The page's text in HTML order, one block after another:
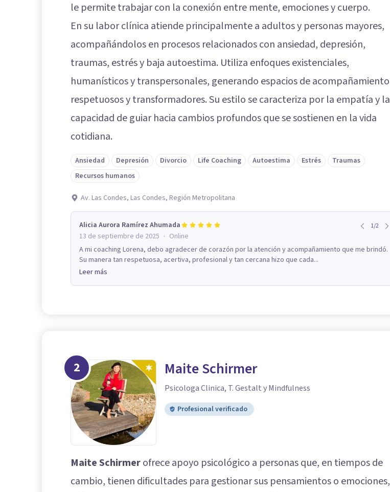
le permite trabajar con la conexión entre mente, emociones y cuerpo.
En su labor clínica atiende principalmente a adultos y personas mayores,
acompañándolos en procesos relacionados con ansiedad, depresión,
traumas, estrés y baja autoestima. Utiliza enfoques existenciales,
humanísticos y transpersonales, generando espacios de acompañamiento
respetuosos y transformadores. Su estilo se caracteriza por la empatía y la
capacidad de guiar hacia cambios profundos que se sostienen en la vida
cotidiana.
Ansiedad Depresión Divorcio Life Coaching Autoestima Estrés
Traumas
Recursos humanos
Av. Las Condes, Las Condes, Región Metropolitana
Alicia Aurora Ramírez Ahumada 1/2
13 de septiembre de 2025 · Online
A mi coaching Lorena, debo agradecer de corazón por la atención y acompañamiento que me brindó.
Su manera tan respetuosa, acertiva, profesional y tan cercana hizo que cada...
Leer más
2 Maite Schirmer
Psicologa Clinica, T. Gestalt y Mindfulness
Profesional verificado
Maite Schirmerofrece apoyo psicológico a personas que, en tiempos de
cambio, tienen dificultades para gestionar sus pensamientos o emociones,